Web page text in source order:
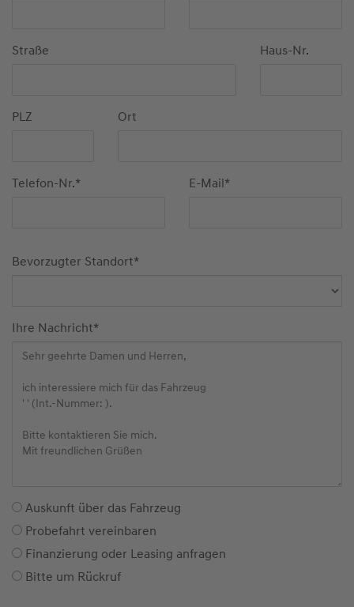
Straße Haus-Nr.
PLZ Ort
Telefon-Nr.* E-Mail*
Bevorzugter Standort*
Ihre Nachricht*
Auskunft über das Fahrzeug
Probefahrt vereinbaren
Finanzierung oder Leasing anfragen
Bitte um Rückruf